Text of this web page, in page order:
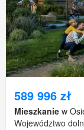
589 996 zł
Mieszkanie w
Województwo